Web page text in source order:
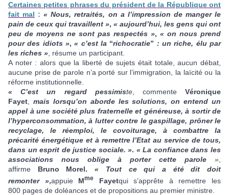
Certaines petites phrases du président de la République ont
fait mal :« Nous, retraités, on a l’impression de manger le
pain de ceux qui travaillent », « aujourd’hui, les gens qui ont
peu de moyens ne sont pas respectés », « on nous prend
pour des idiots »,« c’est la “richocratie” : un riche, élu par
les riches » , résume un participant.
A noter : alors que la liberté de sujets était totale, aucun débat,
aucune prise de parole n’a porté sur l’immigration, la laïcité ou la
réforme institutionnelle.
« C’est un regard pessimiste, commenteVéronique
Fayet
mais lorsqu’on aborde les solutions, on entend un
appel à une société plus fraternelle et généreuse, à sortir de
l’hyperconsommation, à lutter contre le gaspillage, prôner le
recyclage, le réemploi, le covoiturage, à combattre la
précarité énergétique et à remettre l’Etat au service de tous,
dans un esprit de justice sociale. ». « La confiance dans les
associations nous oblige à porter cette parole »
affirme Bruno Morel.« Tout ce qui a été dit doit
remonter »,appuie Mme Fayetqui s’apprête à remettre les
800 pages de doléances et de propositions au premier ministre.